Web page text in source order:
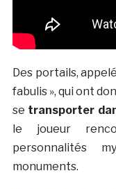
Des portails,
fabulis », qui ont
se transporter
le joueur
personnalités
monuments.